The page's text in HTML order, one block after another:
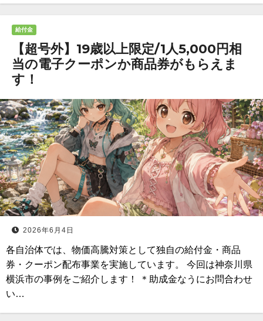
給付金
【超号外】19歳以上限定/1人5,000円相
当の電子クーポンか商品券がもらえま
す！
2026年6月4日
各自治体では、物価高騰対策として独自の給付金・商品
券・クーポン配布事業を実施しています。 今回は神奈川県
横浜市の事例をご紹介します！ ＊助成金なうにお問合わせ
い…